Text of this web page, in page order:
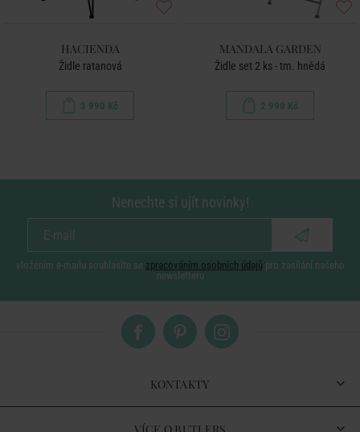
HACIENDA
Židle ratanová
3 990 Kč
MANDALA GARDEN
Židle set 2 ks - tm. hnědá
2 990 Kč
Nenechte si ujít novinky!
vložením e-mailu souhlasíte se zpracováním osobních údajů pro zasílání našeho
newsletteru
KONTAKTY